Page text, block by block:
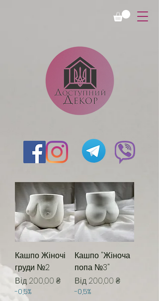
Кашпо Жіночі
груди №2
Від200,00 ₴
За розпродажем
-0,5%
Кашпо "Жіноча
попа №3"
Від200,00 ₴
За розпродажем
-0,5%